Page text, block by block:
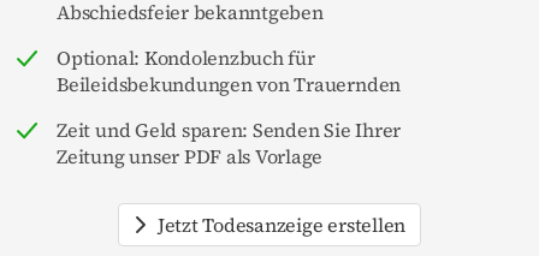
Abschiedsfeier bekanntgeben
Optional: Kondolenzbuch für
Beileidsbekundungen von Trauernden
Zeit und Geld sparen: Senden Sie Ihrer
Zeitung unser PDF als Vorlage
Jetzt Todesanzeige erstellen